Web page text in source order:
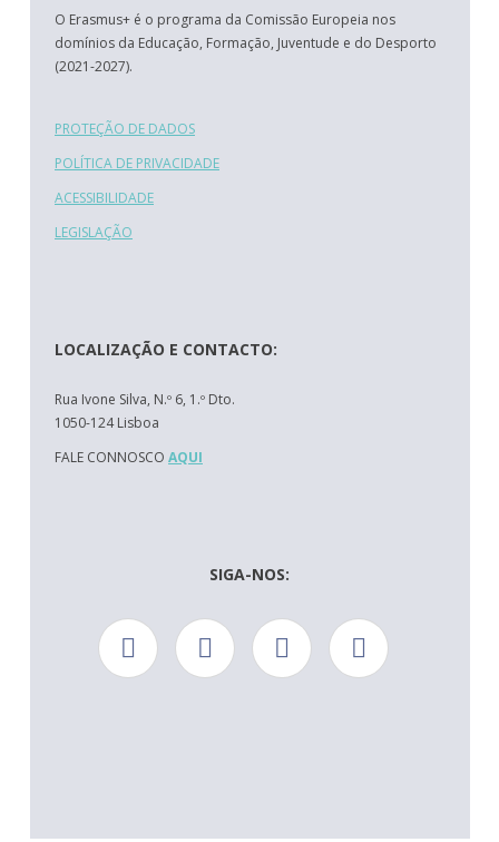
O Erasmus+ é o programa da Comissão Europeia nos
domínios da Educação, Formação, Juventude e do Desporto
(2021-2027).
PROTEÇÃO DE DADOS
POLÍTICA DE PRIVACIDADE
ACESSIBILIDADE
LEGISLAÇÃO
LOCALIZAÇÃO E CONTACTO:
Rua Ivone Silva, N.º 6, 1.º Dto.
1050-124 Lisboa
FALE CONNOSCO AQUI
SIGA-NOS: